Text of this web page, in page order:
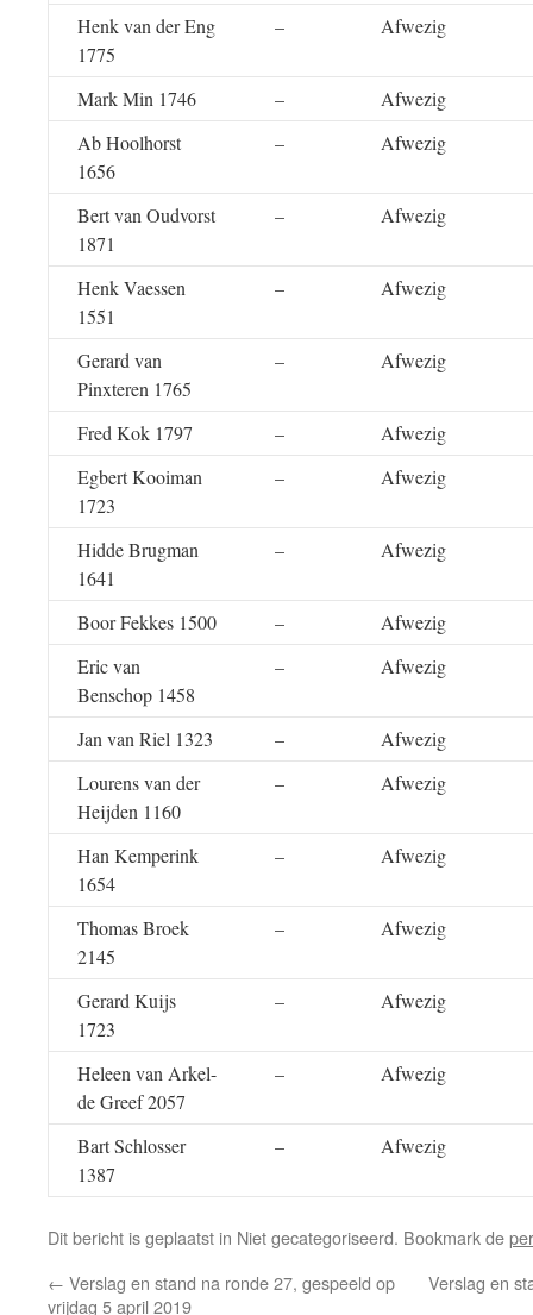
Henk van der Eng
1775
– Afwezig
Mark Min 1746 –
Afwezig
Ab Hoolhorst
1656
– Afwezig
Bert van Oudvorst
1871
– Afwezig
Henk Vaessen
1551
– Afwezig
Gerard van
Pinxteren 1765
– Afwezig
Fred Kok 1797 –
Afwezig
Egbert Kooiman
1723
– Afwezig
Hidde Brugman
1641
– Afwezig
Boor Fekkes 1500 –
Afwezig
Eric van
Benschop 1458
– Afwezig
Jan van Riel 1323 –
Afwezig
Lourens van der
Heijden 1160
– Afwezig
Han Kemperink
1654
– Afwezig
Thomas Broek
2145
– Afwezig
Gerard Kuijs
1723
– Afwezig
Heleen van Arkel-
de Greef 2057
– Afwezig
Bart Schlosser
1387
– Afwezig
Dit bericht is geplaatst in Niet gecategoriseerd. Bookmark de
← Verslag en stand na ronde 27, gespeeld op
vrijdag 5 april 2019
Verslag en